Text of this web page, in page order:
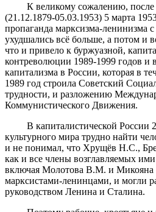
К великому сожалению, после
(21.12.1879-05.03.1953) 5 марта
пропаганда марксизма-ленинизма
ухудшались всё больше, а потом и
что и привело к буржуазной,
контреволюции 1989-1999 годов и
капитализма в России, которая в
1989 год строила Советский
трудности, и разложению
Коммунистического Движения.
В капиталистической России
культурного мира трудно найти
и не понимал, что Хрущёв Н.С.,
как и все члены возглавляемых
включая Молотова В.М. и
марксистами-ленинцами, и могли
руководством Ленина и Сталина.